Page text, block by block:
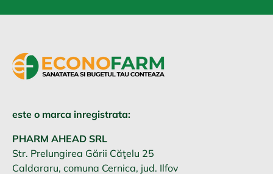
este o marca inregistrata:
PHARM AHEAD SRL
Str. Prelungirea Gării Căţelu 25
Caldararu, comuna Cernica, jud. Ilfov